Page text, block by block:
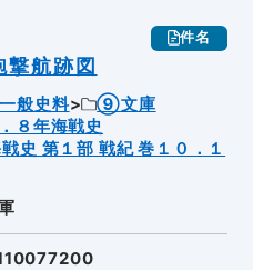
件名
撃航跡図
般史料
⑨文庫
８年海戦史
史 第１部 戦紀 巻１０．１